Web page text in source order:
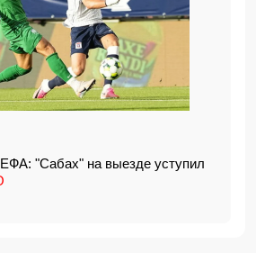
"Сабах" на выезде уступил